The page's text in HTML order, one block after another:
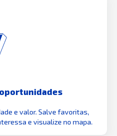
e valor. Salve favoritas,
e visualize no mapa.